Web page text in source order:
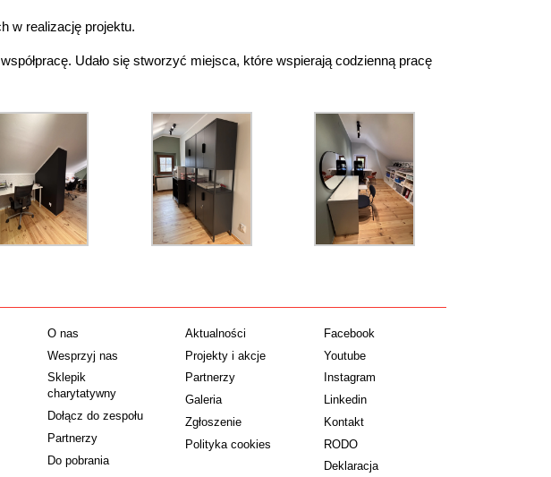
w realizację projektu.
Udało się stworzyć miejsca, które wspierają codzienną pracę
O nas
Wesprzyj nas
Sklepik
charytatywny
Dołącz do zespołu
Partnerzy
Do pobrania
Aktualności
Projekty i akcje
Partnerzy
Galeria
Zgłoszenie
Polityka cookies
Facebook
Youtube
Instagram
Linkedin
Kontakt
RODO
Deklaracja